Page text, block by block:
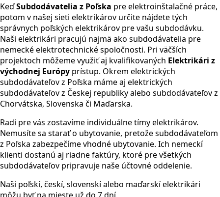
KeďSubdodávatelia z Poľska pre elektroinštalačné práce,
potom v našej sieti elektrikárov určite nájdete tých
správnych poľských elektrikárov pre vašu subdodávku.
Naši elektrikári pracujú najmä ako subdodávatelia pre
nemecké elektrotechnické spoločnosti. Pri väčších
projektoch môžeme využiť aj kvalifikovaných Elektrikári z
východnej Európy prístup. Okrem elektrických
subdodávateľov z Poľska máme aj elektrických
subdodávateľov z Českej republiky alebo subdodávateľov z
Chorvátska, Slovenska či Maďarska.
Radi pre vás zostavíme individuálne tímy elektrikárov.
Nemusíte sa starať o ubytovanie, pretože subdodávateľom
z Poľska zabezpečíme vhodné ubytovanie. Ich nemeckí
klienti dostanú aj riadne faktúry, ktoré pre všetkých
subdodávateľov pripravuje naše účtovné oddelenie.
Naši poľskí, českí, slovenskí alebo maďarskí elektrikári